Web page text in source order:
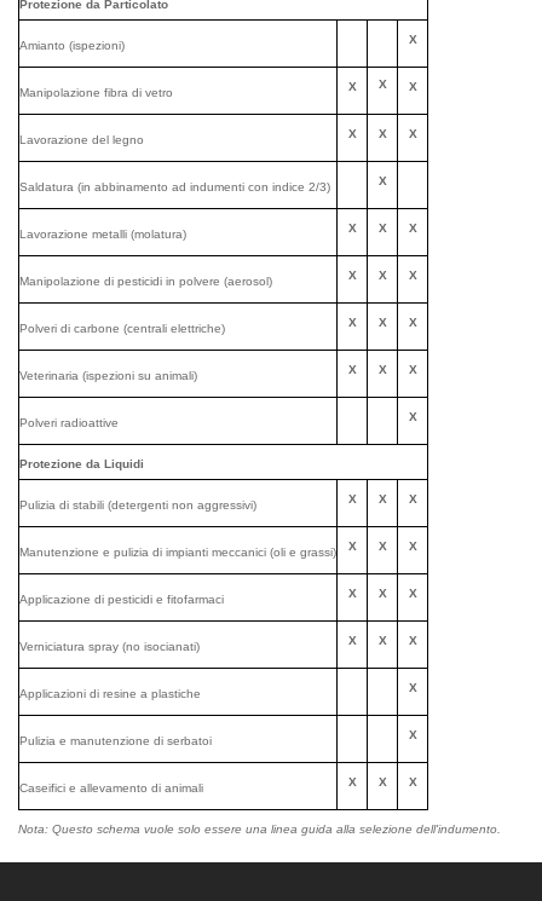
Protezione da Particolato
Amianto (ispezioni) X
Manipolazione fibra di vetro X X X
Lavorazione del legno X X X
Saldatura (in abbinamento ad indumenti con indice 2/3) X
Lavorazione metalli (molatura) X X X
Manipolazione di pesticidi in polvere (aerosol) X X X
Polveri di carbone (centrali elettriche) X X X
Veterinaria (ispezioni su animali) X X X
Polveri radioattive X
Protezione da Liquidi
Pulizia di stabili (detergenti non aggressivi) X X X
Manutenzione e pulizia di impianti meccanici (oli e grassi) X X X
Applicazione di pesticidi e fitofarmaci X X X
Verniciatura spray (no isocianati) X X X
Applicazioni di resine a plastiche X
Pulizia e manutenzione di serbatoi X
Caseifici e allevamento di animali X X X
Nota: Questo schema vuole solo essere una linea guida alla selezione dell'indumento.